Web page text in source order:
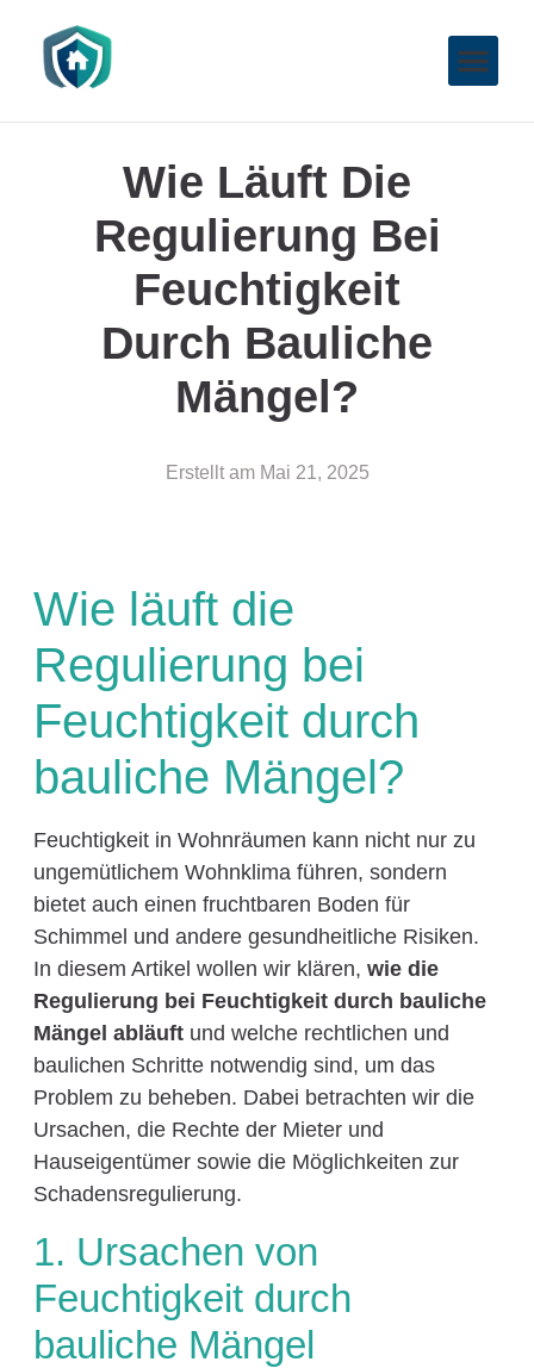
Wie Läuft Die
Regulierung Bei
Feuchtigkeit
Durch Bauliche
Mängel?
Erstellt am Mai 21, 2025
Wie läuft die
Regulierung bei
Feuchtigkeit durch
bauliche Mängel?
Feuchtigkeit in Wohnräumen kann nicht nur zu
ungemütlichem Wohnklima führen, sondern
bietet auch einen fruchtbaren Boden für
Schimmel und andere gesundheitliche Risiken.
In diesem Artikel wollen wir klären, wie die
Regulierung bei Feuchtigkeit durch bauliche
Mängel abläuftund welche rechtlichen und
baulichen Schritte notwendig sind, um das
Problem zu beheben. Dabei betrachten wir die
Ursachen, die Rechte der Mieter und
Hauseigentümer sowie die Möglichkeiten zur
Schadensregulierung.
1. Ursachen von
Feuchtigkeit durch
bauliche Mängel